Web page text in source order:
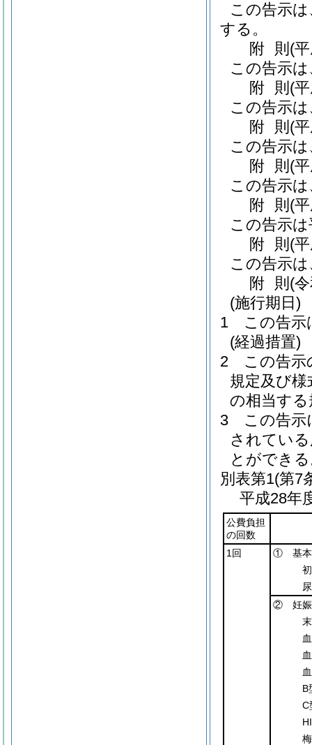
この告示
する。
附 則 (
この告示
附 則 (
この告示
附 則 (
この告示
附 則 (
この告示
附 則 (
この告示
附 則 (
この告示
附 則 (
(施行期日)
1
この告示
(経過措置)
2
この告示
規定及び
の相当す
3
この告示
されてい
とができ
別表第1(第7
平成28年
公費負担
の回数
1回
① 基本
② 妊娠
B
C